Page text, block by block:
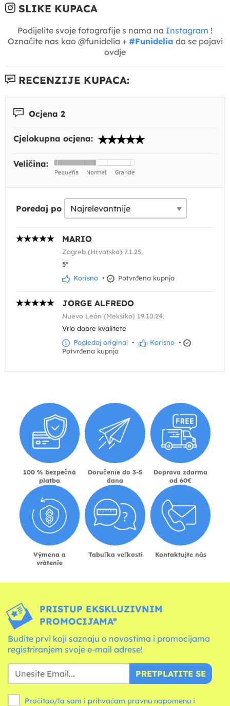
SLIKE KUPACA
Podijelite svoje fotografije s nama na Instagram !
Označite nas kao @funidelia + #Funidelia da se pojavi
ovdje
RECENZIJE KUPACA:
Ocjena 2
Cjelokupna ocjena:
Veličina:
Poredaj po
MARIO
Zagreb (Hrvatska) 7.1.25.
5*
Korisno • Potvrđena kupnja
JORGE ALFREDO
Nuevo León (Meksiko) 19.10.24.
Vrlo dobre kvalitete
Pogledaj original • Korisno •
Potvrđena kupnja
100 % bezpečná
platba
Doručenie do 3-5
dana
Doprava zdarma
od 60€
Výmena a
vrátenie
Tabuľka veľkostí Kontaktujte nás
PRISTUP EKSKLUZIVNIM
PROMOCIJAMA*
Budite prvi koji saznaju o novostima i promocijama
registriranjem svoje e-mail adrese!
PRETPLATITE SE
Pročitao/la sam i prihvaćam pravnu napomenu i